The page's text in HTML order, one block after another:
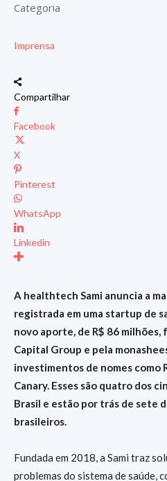
Categoria
Imprensa
Compartilhar
Facebook
X
Pinterest
WhatsApp
Linkedin
A healthtech Sami anuncia a
registrada em uma startup de
novo aporte, de R$ 86
Capital Group e pela
investimentos de nomes como
Canary. Esses são quatro dos
Brasil e estão por trás de sete
brasileiros.
Fundada em 2018, a Sami traz
problemas do sistema de saúde,